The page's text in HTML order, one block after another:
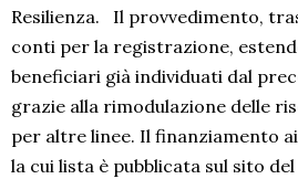
Resilienza. Il provvedimento,
conti per la registrazione,
beneficiari già individuati dal
grazie alla rimodulazione delle
per altre linee. Il finanziamento
la cui lista è pubblicata sul sito